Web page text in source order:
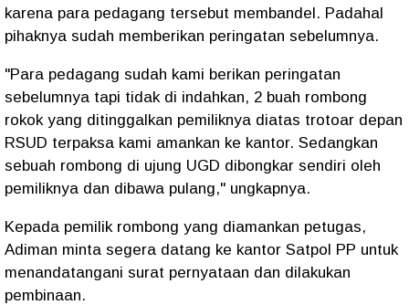
karena para pedagang tersebut membandel. Padahal
pihaknya sudah memberikan peringatan sebelumnya.
"Para pedagang sudah kami berikan peringatan
sebelumnya tapi tidak di indahkan, 2 buah rombong
rokok yang ditinggalkan pemiliknya diatas trotoar depan
RSUD terpaksa kami amankan ke kantor. Sedangkan
sebuah rombong di ujung UGD dibongkar sendiri oleh
pemiliknya dan dibawa pulang," ungkapnya.
Kepada pemilik rombong yang diamankan petugas,
Adiman minta segera datang ke kantor Satpol PP untuk
menandatangani surat pernyataan dan dilakukan
pembinaan.